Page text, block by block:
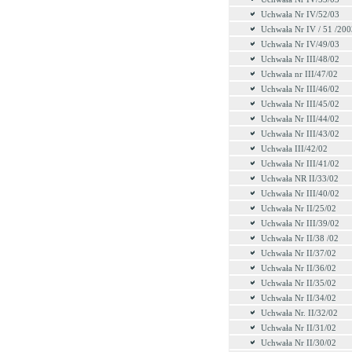
Uchwała Nr IV/52/03
Uchwała Nr IV / 51 /
Uchwała Nr IV/49/03
Uchwała Nr III/48/02
Uchwała nr III/47/02
Uchwała Nr III/46/02
Uchwała Nr III/45/02
Uchwała Nr III/44/02
Uchwała Nr III/43/02
Uchwała III/42/02
Uchwała Nr III/41/02
Uchwała NR II/33/02
Uchwała Nr III/40/02
Uchwała Nr II/25/02
Uchwała Nr III/39/02
Uchwała Nr II/38 /02
Uchwała Nr II/37/02
Uchwała Nr II/36/02
Uchwała Nr II/35/02
Uchwała Nr II/34/02
Uchwała Nr. II/32/02
Uchwała Nr II/31/02
Uchwała Nr II/30/02